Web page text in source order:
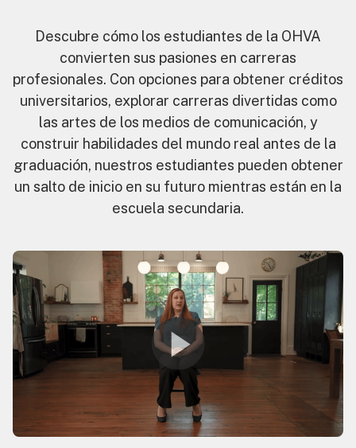
Descubre cómo los estudiantes de la OHVA
convierten sus pasiones en carreras
profesionales. Con opciones para obtener créditos
universitarios, explorar carreras divertidas como
las artes de los medios de comunicación, y
construir habilidades del mundo real antes de la
graduación, nuestros estudiantes pueden obtener
un salto de inicio en su futuro mientras están en la
escuela secundaria.